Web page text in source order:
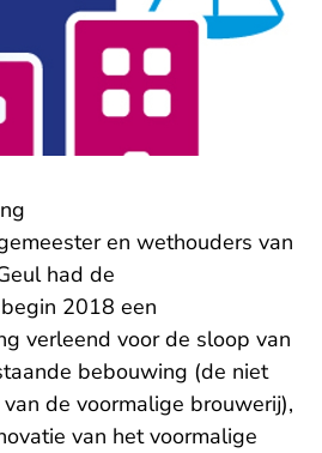
en wethouders van
had de
2018 een
verleend voor de sloop van
bebouwing (de niet
de voormalige brouwerij),
van het voormalige